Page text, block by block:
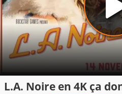
L.A. Noire en 4K ça